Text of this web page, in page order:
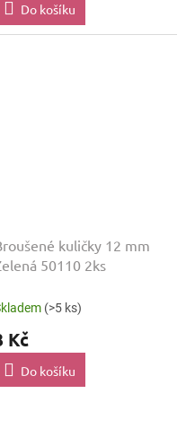
Do košíku
kuličky 12 mm
50110 2ks
(>5 ks)
Kč
Do košíku